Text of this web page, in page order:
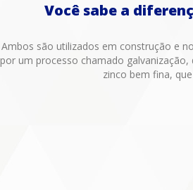
Você sabe a
Ambos são utilizados em construção e
por um processo chamado
zinco bem fina,